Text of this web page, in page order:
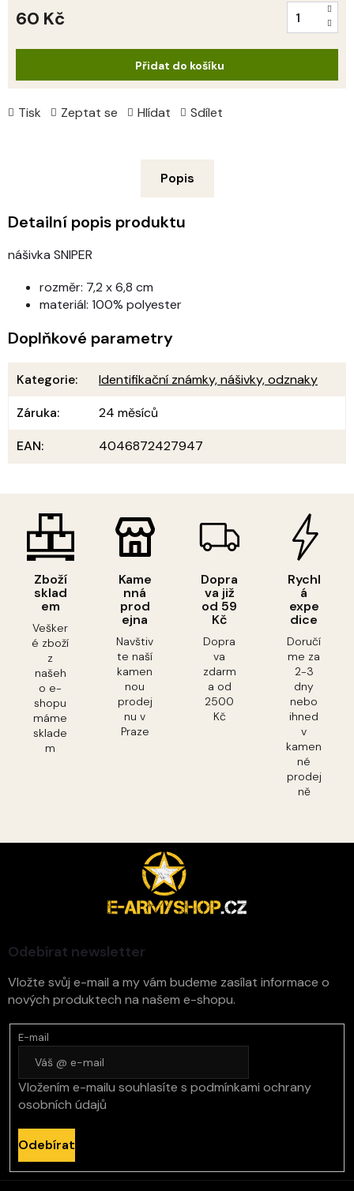
Tisk Zeptat se Hlídat Sdílet
60 Kč
Přidat do košíku
Zboží
sklad
em
Vešker
é zboží
z
našeh
o e-
shopu
máme
sklade
m
Kame
nná
prod
ejna
Navštiv
te naší
kamen
nou
prodej
nu v
Praze
Dopra
va již
od 59
Kč
Dopra
va
zdarm
a od
2500
Kč
Rychl
á
expe
dice
Doručí
me za
2-3
dny
nebo
ihned
v
kamen
né
prodej
ně
Popis
Detailní popis produktu
nášivka SNIPER
rozměr: 7,2 x 6,8 cm
materiál: 100% polyester
Doplňkové parametry
Kategorie:
Identifikační známky, nášivky, odznaky
Záruka:
24 měsíců
EAN: 4046872427947
Odebírat newsletter
Vložte svůj e-mail a my vám budeme zasílat informace o
nových produktech na našem e-shopu.
E-mail
Vložením e-mailu souhlasíte s podmínkami ochrany
osobních údajů
Odebírat